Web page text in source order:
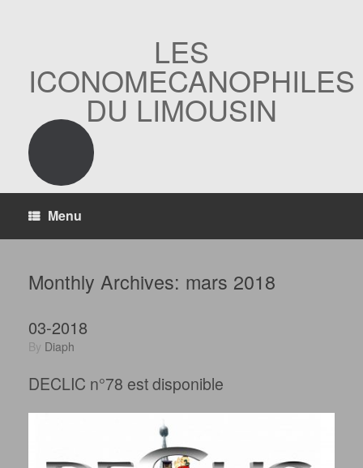
LES
ICONOMECANOPHILES
DU LIMOUSIN
Menu
Monthly Archives: mars 2018
03-2018
by Diaph
DECLIC n°78 est disponible